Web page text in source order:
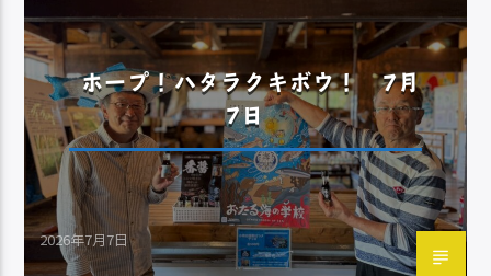
ホープ！ハタラクキボウ！ 7月
7日
2026年7月7日